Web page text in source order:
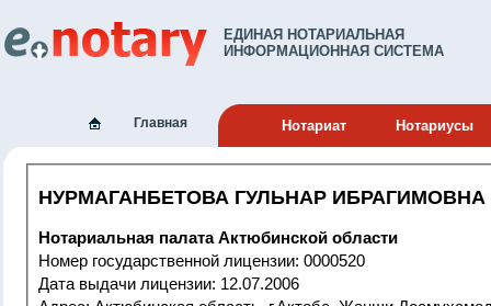
ЕДИНАЯ НОТАРИАЛЬНАЯ
ИНФОРМАЦИОННАЯ СИСТЕМА
Главная Нотариат Нотариусы
НУРМАГАНБЕТОВА ГУЛЬНАР ИБРАГИМОВНА
Нотариальная палата Актюбинской области
Номер государственной лицензии: 0000520
Дата выдачи лицензии: 12.07.2006